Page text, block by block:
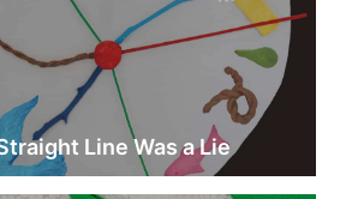
Line Was a Lie